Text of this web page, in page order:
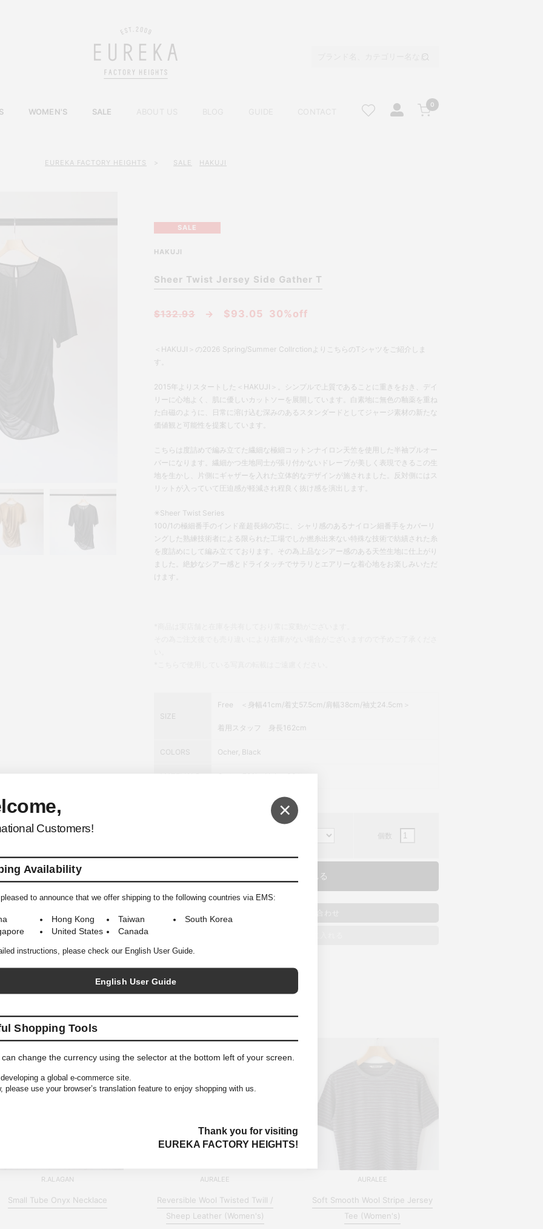
×
Customers!
Availability
to announce that we offer shipping to the following countries via EMS:
Hong Kong Taiwan
South Korea
United States Canada
instructions, please check our English User Guide.
English User Guide
Shopping Tools
can change the currency using the selector at the bottom left of your screen.
a global e-commerce site.
please use your browser’s translation feature to enjoy shopping with us.
Thank you for visiting
EUREKA FACTORY HEIGHTS!
WOMEN'S SALE
0
EUREKA FACTORY HEIGHTS > SALE HAKUJI
SALE
HAKUJI
Sheer Twist Jersey Side Gather T
$132.93 → $93.05 30%off
＜HAKUJI＞の2026 Spring/Summer CollrctionよりこちらのTシャツをご紹介しま
す。
2015年よりスタートした＜HAKUJI＞。シンプルで上質であることに重きをおき、デイ
リーに心地よく、肌に優しいカットソーを展開しています。白素地に無色の釉薬を重ね
た白磁のように、日常に溶け込む深みのあるスタンダードとしてジャージ素材の新たな
価値観と可能性を提案しています。
こちらは度詰めで編み立てた繊細な極細コットンナイロン天竺を使用した半袖プルオー
バーになります。繊細かつ生地同士が張り付かないドレープが美しく表現できるこの生
地を生かし、片側にギャザーを入れた立体的なデザインが施されました。反対側にはス
リットが入っていて圧迫感が軽減され程良く抜け感を演出します。
✳︎Sheer Twist Series
100/1の極細番手のインド産超長綿の芯に、シャリ感のあるナイロン細番手をカバーリ
ングした熟練技術者による限られた工場でしか撚糸出来ない特殊な技術で紡績された糸
を度詰めにして編み立てております。その為上品なシアー感のある天竺生地に仕上がり
ました。絶妙なシアー感とドライタッチでサラリとエアリーな着心地をお楽しみいただ
けます。
SIZE
Free ＜身幅41cm/着丈57.5cm/肩幅38cm/袖丈24.5cm＞
着用スタッフ 身長162cm
COLORS Ocher, Black
MATELIALS
個数
YOU MAY ALSO LIKE
R.ALAGAN
Small Tube Onyx Necklace
AURALEE
Reversible Wool Twisted Twill /
Sheep Leather (Women's)
AURALEE
Soft Smooth Wool Stripe Jersey
Tee (Women's)